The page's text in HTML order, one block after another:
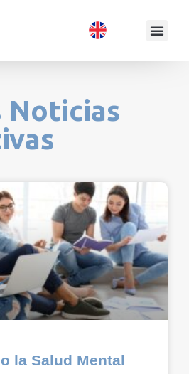
Noticias
la Salud Mental